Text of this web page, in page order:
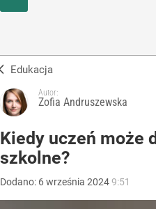
Edukacja
Autor:
Zofia Andruszewska
Kiedy uczeń może
szkolne?
Dodano: 6września 20249:51